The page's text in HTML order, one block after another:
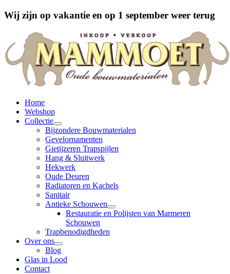
Wij zijn op vakantie en op 1 september weer terug
Home
Webshop
Collectie
Bijzondere Bouwmaterialen
Gevelornamenten
Gietijzeren Trapspijlen
Hang & Sluitwerk
Hekwerk
Oude Deuren
Radiatoren en Kachels
Sanitair
Antieke Schouwen
Restauratie en Polijsten van Marmeren
Schouwen
Trapbenodigdheden
Over ons
Blog
Glas in Lood
Contact